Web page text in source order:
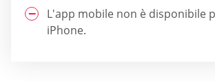
L'app mobile non è disponibile
iPhone.